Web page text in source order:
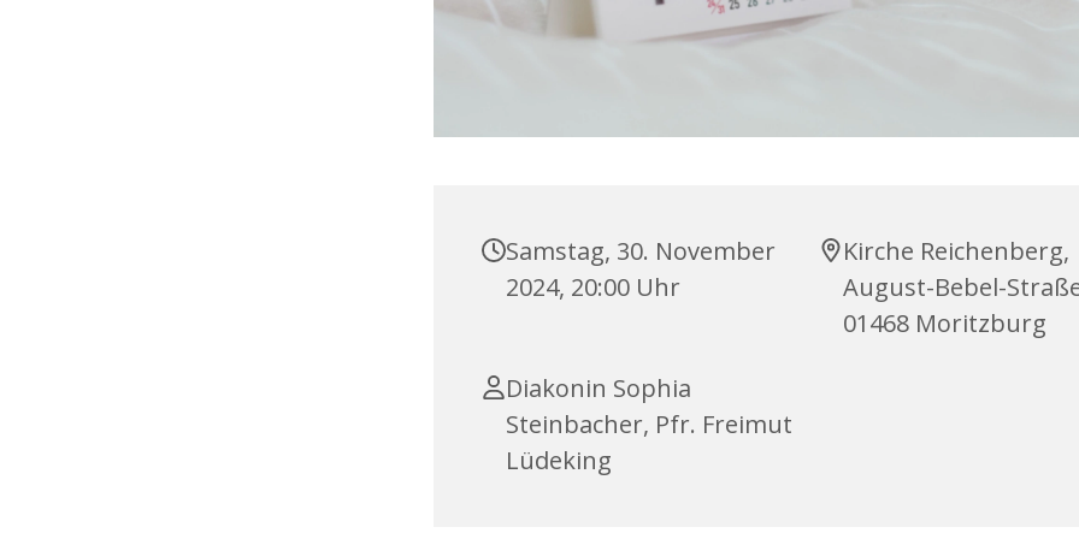
Samstag, 30. November
2024, 20:00 Uhr
Kirche Reichenberg,
August-Bebel-
01468 Moritzburg
Diakonin Sophia
Steinbacher, Pfr. Freimut
Lüdeking